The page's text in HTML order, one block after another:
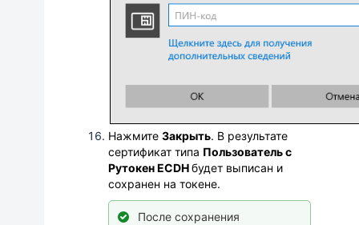
Нажмите Закрыть. В результате
сертификат типа Пользователь с
Рутокен ECDHбудет выписан и
сохранен на токене.
После сохранения